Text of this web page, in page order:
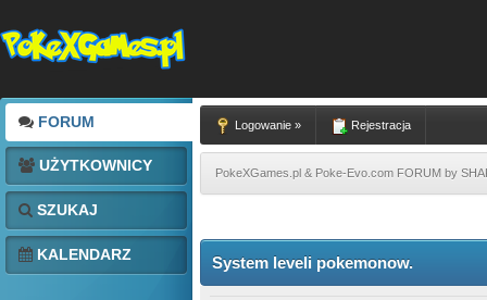
FORUM
UŻYTKOWNICY
SZUKAJ
KALENDARZ
Logowanie » Rejestracja
PokeXGames.pl & Poke-Evo.com FORUM by
System leveli pokemonow.